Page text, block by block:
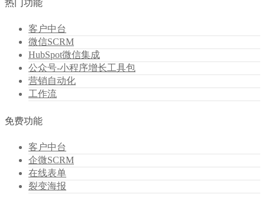
热门功能
客户中台
微信SCRM
HubSpot微信集成
公众号-小程序增长工具包
营销自动化
工作流
免费功能
客户中台
企微SCRM
在线表单
裂变海报